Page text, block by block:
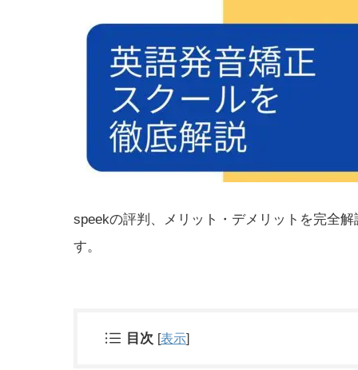
speekの評判、メリット・デメリットを完全
す。
目次 [表示]